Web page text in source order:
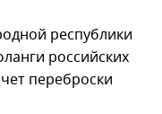
республики
российских
переброски